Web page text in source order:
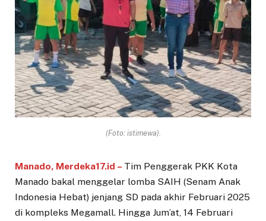
(Foto: istimewa).
Manado, Merdeka17.id – Tim Penggerak PKK Kota
Manado bakal menggelar lomba SAIH (Senam Anak
Indonesia Hebat) jenjang SD pada akhir Februari 2025
di kompleks Megamall. Hingga Jum’at, 14 Februari